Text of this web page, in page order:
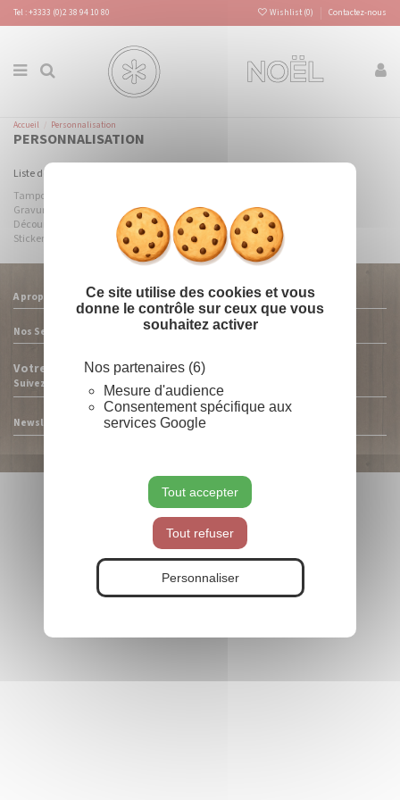
Panneau de gestion des cookies
Ce site utilise des cookies et vous
donne le contrôle sur ceux que vous
souhaitez activer
Nos partenaires (6)
Mesure d'audience
Consentement spécifique aux
services Google
Tout accepter
Tout refuser
Personnaliser
Tel : +3333 (0)2 38 94 10 80 Wishlist (0) Contactez-nous
Accueil Personnalisation
PERSONNALISATION
Liste des pages dans Personnalisation :
Tampographie
Gravure
Découpe
Stickers
A propos
Nos Services
Votre compte
Suivez-nous
Newsletter